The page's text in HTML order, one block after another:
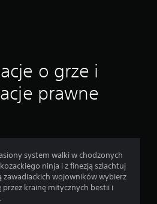
o grze i
prawne
system walki w chodzonych
ninja i z finezją szlachtuj
zawadiackich wojowników wybierz
krainę mitycznych bestii i